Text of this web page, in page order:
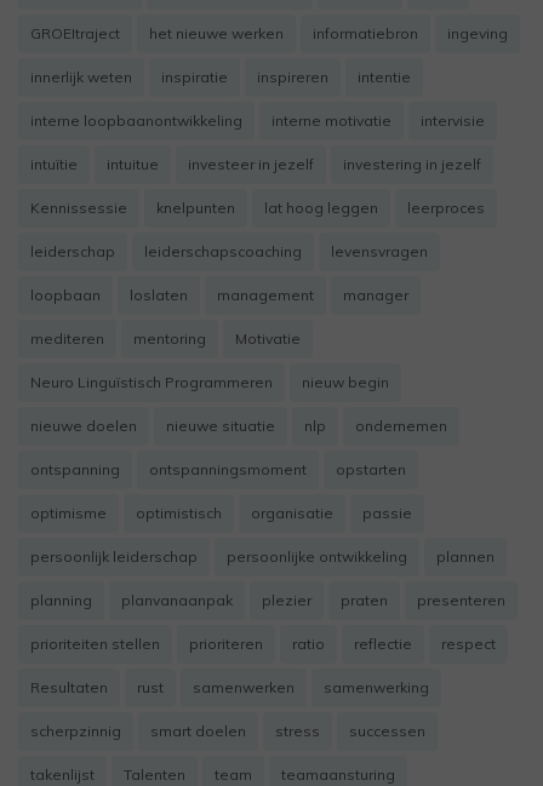
GROEItraject het nieuwe werken informatiebron ingeving
innerlijk weten inspiratie inspireren intentie
interne loopbaanontwikkeling interne motivatie intervisie
intuïtie intuitue investeer in jezelf investering in jezelf
Kennissessie knelpunten lat hoog leggen leerproces
leiderschap leiderschapscoaching levensvragen
loopbaan loslaten management manager
mediteren mentoring Motivatie
Neuro Linguïstisch Programmeren nieuw begin
nieuwe doelen nieuwe situatie nlp ondernemen
ontspanning ontspanningsmoment opstarten
optimisme optimistisch organisatie passie
persoonlijk leiderschap persoonlijke ontwikkeling plannen
planning planvanaanpak plezier praten presenteren
prioriteiten stellen prioriteren ratio reflectie respect
Resultaten rust samenwerken samenwerking
scherpzinnig smart doelen stress successen
takenlijst Talenten team teamaansturing